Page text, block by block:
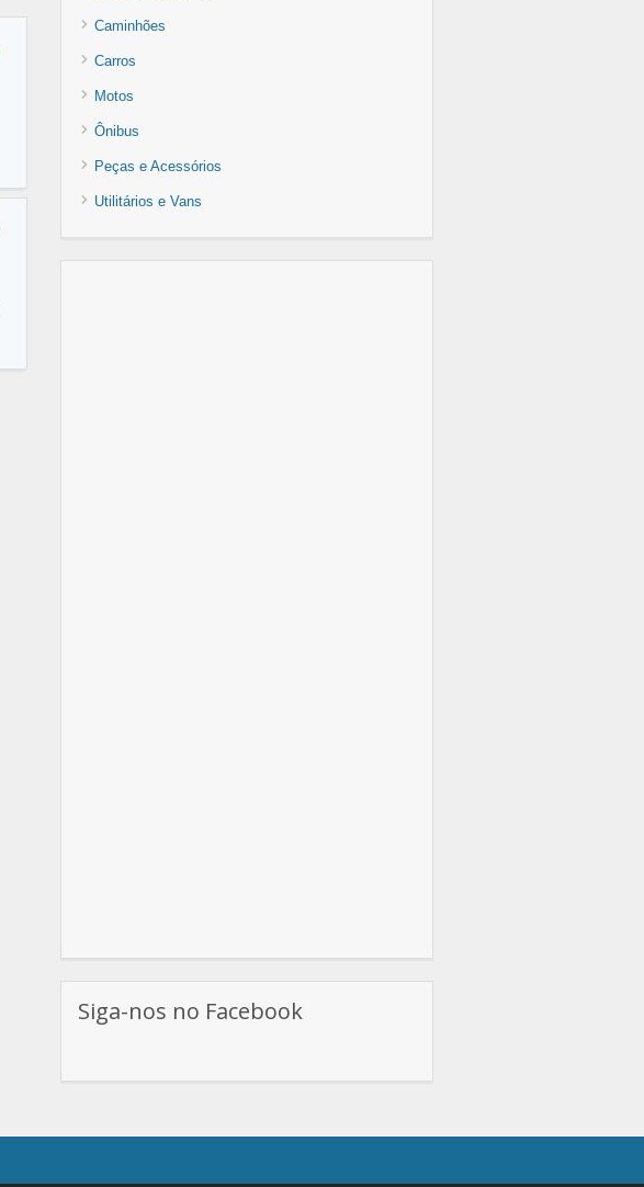
Caminhões
Carros
Motos
Ônibus
Peças e Acessórios
Utilitários e Vans
Siga-nos no Facebook